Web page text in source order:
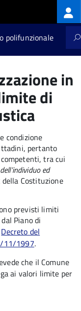
polifunzionale
in
di
condizione
pertanto
tra cui
ed
Costituzione
previsti limiti
Piano di
Decreto del
11/1997.
che il Comune
ai valori limite per